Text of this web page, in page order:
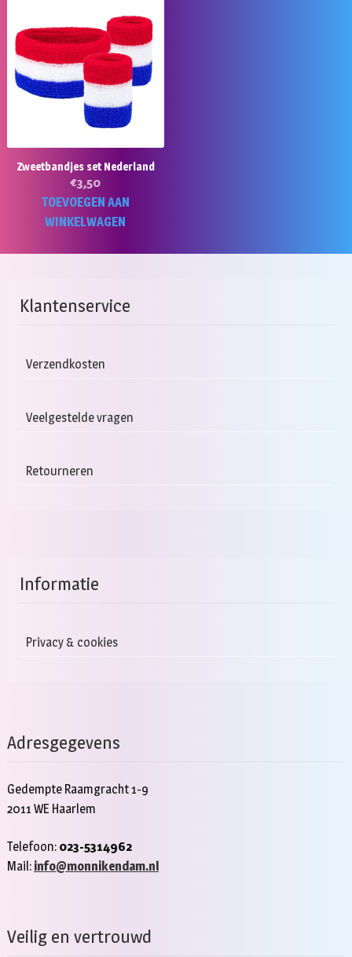
Zweetbandjes set Nederland
€3,50
TOEVOEGEN AAN
WINKELWAGEN
Klantenservice
Verzendkosten
Veelgestelde vragen
Retourneren
Informatie
Privacy & cookies
Adresgegevens
Gedempte Raamgracht 1-9
2011 WE Haarlem
Telefoon: 023-5314962
Mail: info@monnikendam.nl
Veilig en vertrouwd